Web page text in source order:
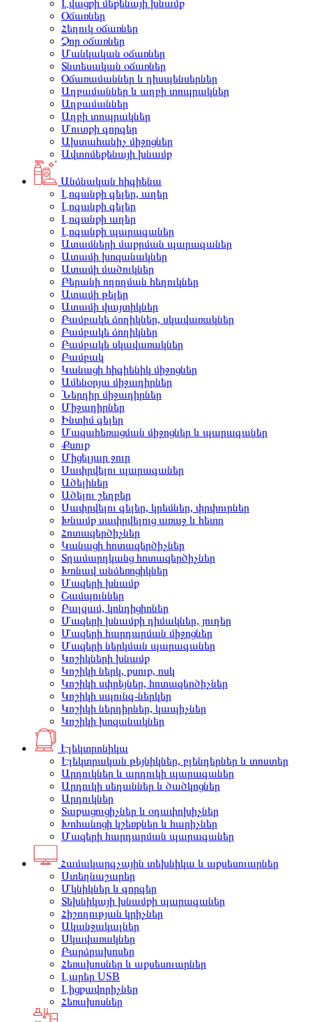
Լվացքի մեքենայի խնամք
Օճառներ
Հեղուկ օճառներ
Չոր օճառներ
Մանկական օճառներ
Տնտեսական օճառներ
Օճառամաններ և դիսպենսերներ
Աղբամաններ և աղբի տոպրակներ
Աղբամաններ
Աղբի տոպրակներ
Մուտքի գորգեր
Ախտահանիչ միջոցներ
Ավտոմեքենայի խնամք
Անձնական հիգիենա
Լոգանքի գելեր, աղեր
Լոգանքի գելեր
Լոգանքի աղեր
Լոգանքի պարագաներ
Ատամների մաքրման պարագաներ
Ատամի խոզանակներ
Ատամի մածուկներ
Բերանի ողողման հեղուկներ
Ատամի թելեր
Ատամի փայտիկներ
Բամբակե ձողիկներ, սկավառակներ
Բամբակե ձողիկներ
Բամբակե սկավառակներ
Բամբակ
Կանացի հիգիենիկ միջոցներ
Ամենօրյա միջադիրներ
Ներդիր միջադիրներ
Միջադիրներ
Ինտիմ գելեր
Մազահեռացման միջոցներ և պարագաներ
Քսուք
Միցելյար ջուր
Սափրվելու պարագաներ
Ածելիներ
Ածելու շեղբեր
Սափրվելու գելեր, կրեմներ, փրփուրներ
Խնամք սափրվելուց առաջ և հետո
Հոտազերծիչներ
Կանացի հոտազերծիչներ
Տղամարդկանց հոտազերծիչներ
Խոնավ անձեռոցիկներ
Մազերի խնամք
Շամպուններ
Բալզամ, կոնդիցիոներ
Մազերի խնամքի դիմակներ, յուղեր
Մազերի հարդարման միջոցներ
Մազերի ներկման պարագաներ
Կոշիկների խնամք
Կոշիկի ներկ, քսուք, ոսկ
Կոշիկի սփրեյներ, հոտազերծիչներ
Կոշիկի սպունգ-ներկեր
Կոշիկի ներդիրներ, կապիչներ
Կոշիկի խոզանակներ
Էլեկտրոնիկա
Էլեկտրական թեյնիկներ, բլենդերներ և տոստեր
Արդուկներ և արդուկի պարագաներ
Արդուկի սեղաններ և ծածկոցներ
Արդուկներ
Տաքացուցիչներ և օդափոխիչներ
Խոհանոցի կշեռքներ և հարիչներ
Մազերի հարդարման պարագաներ
Համակարգչային տեխնիկա և աքսեսուարներ
Ստեղնաշարեր
Մկնիկներ և գորգեր
Տեխնիկայի խնամքի պարագաներ
Հիշողության կրիչներ
Ականջակալներ
Սկավառակներ
Բարձրախոսեր
Հեռախոսներ և աքսեսուարներ
Լարեր USB
Լիցքավորիչներ
Հեռախոսներ